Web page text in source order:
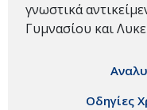
γνωστικά
Γυμνασίου και
Οδηγίες